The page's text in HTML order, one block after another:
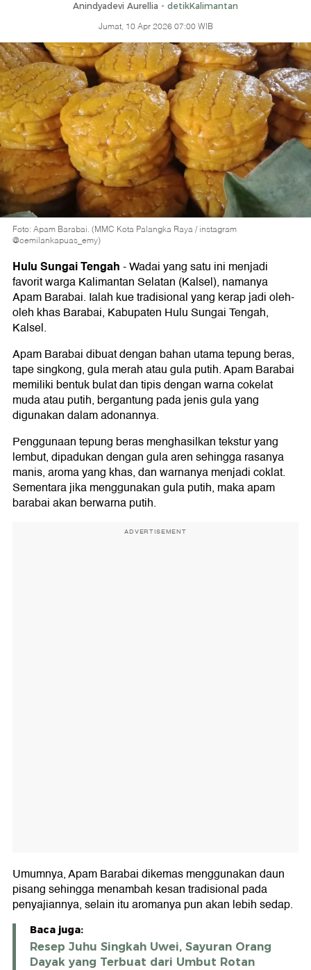
Anindyadevi Aurellia - detikKalimantan
Jumat, 10 Apr 2026 07:00 WIB
Foto: Apam Barabai. (MMC Kota Palangka Raya / instagram
@cemilankapuas_emy)
Hulu Sungai Tengah-Wadai yang satu ini menjadi
favorit warga Kalimantan Selatan (Kalsel), namanya
Apam Barabai. Ialah kue tradisional yang kerap jadi oleh-
oleh khas Barabai, Kabupaten Hulu Sungai Tengah,
Kalsel.
Apam Barabai dibuat dengan bahan utama tepung beras,
tape singkong, gula merah atau gula putih. Apam Barabai
memiliki bentuk bulat dan tipis dengan warna cokelat
muda atau putih, bergantung pada jenis gula yang
digunakan dalam adonannya.
Penggunaan tepung beras menghasilkan tekstur yang
lembut, dipadukan dengan gula aren sehingga rasanya
manis, aroma yang khas, dan warnanya menjadi coklat.
Sementara jika menggunakan gula putih, maka apam
barabai akan berwarna putih.
ADVERTISEMENT
Umumnya, Apam Barabai dikemas menggunakan daun
pisang sehingga menambah kesan tradisional pada
penyajiannya, selain itu aromanya pun akan lebih sedap.
Baca juga:
Resep Juhu Singkah Uwei, Sayuran Orang
Dayak yang Terbuat dari Umbut Rotan